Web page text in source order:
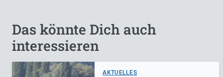
Das könnte Dich auch
interessieren
AKTUELLES